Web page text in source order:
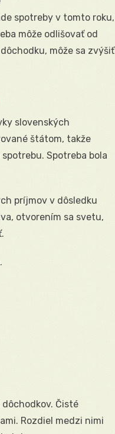
spotreby v tomto roku,
môže odlišovať od
môže sa zvýšiť
slovenských
štátom, takže
Spotreba bola
príjmov v dôsledku
otvorením sa svetu,
Čisté
Rozdiel medzi nimi